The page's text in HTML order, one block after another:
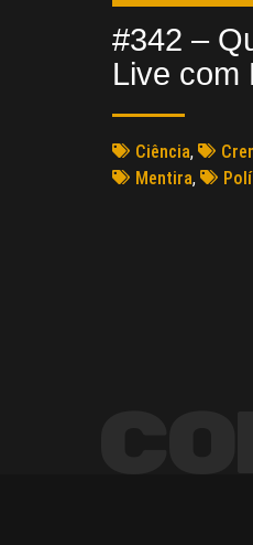
#342 –
Live com
Ciência,
Mentira,